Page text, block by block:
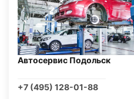
Автосервис Подольск
+7 (495) 128-01-88